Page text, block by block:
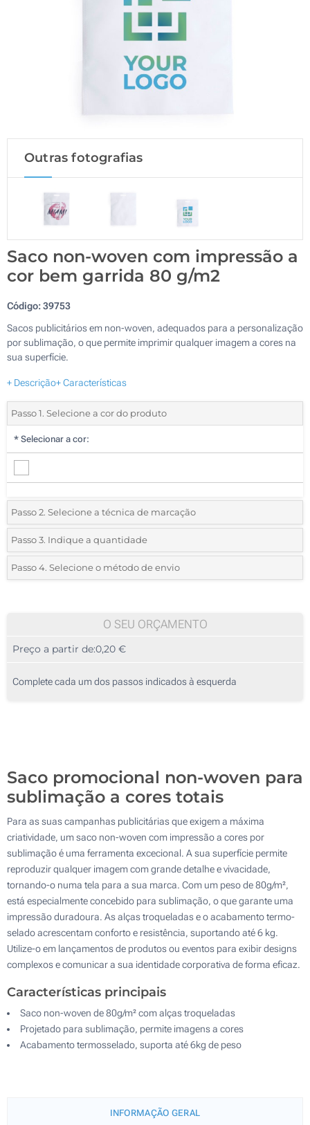
Outras fotografias
Saco non-woven com impressão a
cor bem garrida 80 g/m2
Código:39753
Sacos publicitários em non-woven, adequados para a personalização
por sublimação, o que permite imprimir qualquer imagem a cores na
sua superfície.
+ Descrição+ Características
Passo 1. Selecione a cor do produto
* Selecionar a cor:
Passo 2. Selecione a técnica de marcação
*Selecione o tipo de marcação e as cores do logotipo:
1 Cor (Num lado)
Passo 3. Indique a quantidade
*Quantidade mínima:360
720
1800
Passo 4. Selecione o método de envio
O SEU ORÇAMENTO
Preço a partir de:0,20 €
Complete cada um dos passos indicados à esquerda
Saco promocional non-woven para
sublimação a cores totais
Para as suas campanhas publicitárias que exigem a máxima
criatividade, um saco non-woven com impressão a cores por
sublimação é uma ferramenta excecional. A sua superfície permite
reproduzir qualquer imagem com grande detalhe e vivacidade,
tornando-o numa tela para a sua marca. Com um peso de 80g/m²,
está especialmente concebido para sublimação, o que garante uma
impressão duradoura. As alças troqueladas e o acabamento termo-
selado acrescentam conforto e resistência, suportando até 6 kg.
Utilize-o em lançamentos de produtos ou eventos para exibir designs
complexos e comunicar a sua identidade corporativa de forma eficaz.
Características principais
Saco non-woven de 80g/m² com alças troqueladas
Projetado para sublimação, permite imagens a cores
Acabamento termosselado, suporta até 6kg de peso
INFORMAÇÃO GERAL